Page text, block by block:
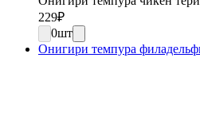
229₽
0шт
Онигири темпура